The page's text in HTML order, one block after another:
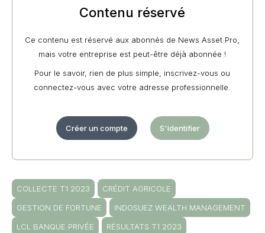
Contenu réservé
Ce contenu est réservé aux abonnés de News Asset Pro,
mais votre entreprise est peut-être déjà abonnée !
Pour le savoir, rien de plus simple, inscrivez-vous ou
connectez-vous avec votre adresse professionnelle.
Créer un compte S'identifier
COLLECTE T1 2023
CRÉDIT AGRICOLE
GESTION DE FORTUNE
INDOSUEZ WEALTH MANAGEMENT
LCL BANQUE PRIVÉE
RÉSULTATS T1 2023